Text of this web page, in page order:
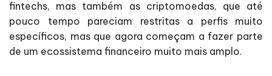
fintechs, mas também as criptomoedas, que até
pouco tempo pareciam restritas a perfis muito
específicos, mas que agora começam a fazer parte
de um ecossistema financeiro muito mais amplo.